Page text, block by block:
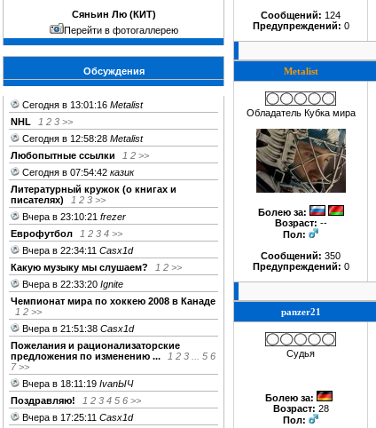
Сяньин Лю (КИТ)
Перейти в фотогаллерею
Обсуждения
Сегодня в 13:01:16 Metalist
NHL
1 2 3 >>
Сегодня в 12:58:28 Metalist
Любопытные ссылки
1 2 >>
Сегодня в 07:54:42 казик
Литературный кружок (о книгах и
писателях)
1 2 3 >>
Вчера в 23:10:21 frezer
Еврофутбол
1 2 3 4 >>
Вчера в 22:34:11 Casx1d
Какую музыку мы слушаем?
1 2 >>
Вчера в 22:33:20 Ignite
Чемпионат мира по хоккею 2008 в Канаде
1 2 >>
Вчера в 21:51:38 Casx1d
Пожелания и рационализаторские
предложения по изменению ...
1 2 3 5 6
7 >>
Вчера в 18:11:19 IvanЫЧ
Поздравляю!
1 2 3 4 5 6 >>
Вчера в 17:25:11 Casx1d
Сообщений: 124
Предупреждений: 0
Metalist
Обладатель Кубка мира
Болею за:
Возраст: --
Пол:
Сообщений: 350
Предупреждений: 0
panzer21
Судья
Болею за:
Возраст: 28
Пол: